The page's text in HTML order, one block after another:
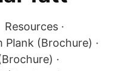
·
Plank (Brochure) ·
·